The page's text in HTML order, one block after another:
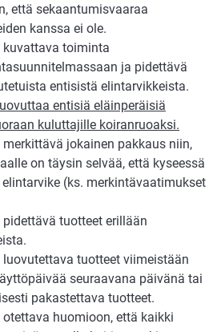
että sekaantumisvaaraa
kanssa ei ole.
kuvattava toiminta
ja pidettävä
entisistä elintarvikkeista.
entisiä eläinperäisiä
kuluttajille koiranruoaksi.
merkittävä jokainen pakkaus niin,
on täysin selvää, että kyseessä
elintarvike (ks. merkintävaatimukset
pidettävä tuotteet erillään
luovutettava tuotteet viimeistään
seuraavana päivänä tai
pakastettava tuotteet.
otettava huomioon, että kaikki